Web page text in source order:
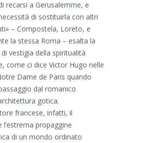
recarsi a Gerusalemme, e
di sostituirla con altri
– Compostela, Loreto, e
la stessa Roma – esalta la
vestigia della spiritualità
come ci dice Victor Hugo nelle
Dame de Paris quando
dal romanico
gotica.
francese, infatti, il
l’estrema propaggine
di un mondo ordinato